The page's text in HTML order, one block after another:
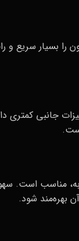
را بسیار سریع
جانبی کمتری
مناسب است.
بهره‌مند شود.